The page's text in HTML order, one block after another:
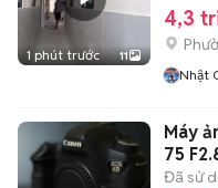
1 phút trước 11
4,3
Nhật
Máy
75
Đã sử